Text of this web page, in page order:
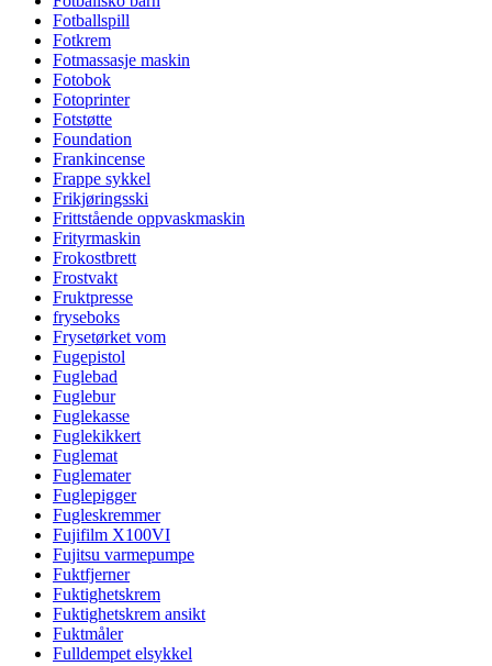
Fotballspill
Fotkrem
Fotmassasje maskin
Fotobok
Fotoprinter
Fotstøtte
Foundation
Frankincense
Frappe sykkel
Frikjøringsski
Frittstående oppvaskmaskin
Frityrmaskin
Frokostbrett
Frostvakt
Fruktpresse
fryseboks
Frysetørket vom
Fugepistol
Fuglebad
Fuglebur
Fuglekasse
Fuglekikkert
Fuglemat
Fuglemater
Fuglepigger
Fugleskremmer
Fujifilm X100VI
Fujitsu varmepumpe
Fuktfjerner
Fuktighetskrem
Fuktighetskrem ansikt
Fuktmåler
Fulldempet elsykkel